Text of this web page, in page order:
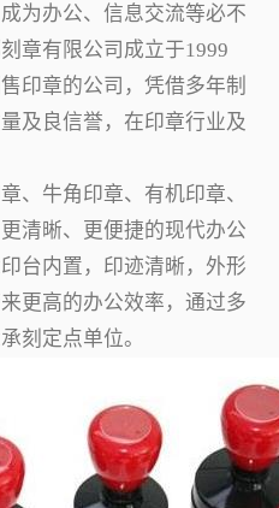
为办公、信息交流等必不
章有限公司成立于1999
印章的公司，凭借多年制
及良信誉，在印章行业及
、牛角印章、有机印章、
清晰、更便捷的现代办公
台内置，印迹清晰，外形
更高的办公效率，通过多
刻定点单位。